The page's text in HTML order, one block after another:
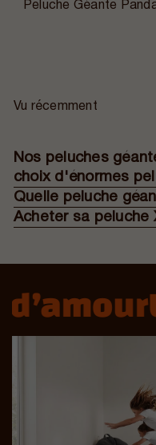
Peluche Géante
Vu récemment
Nos peluches
choix d'énormes
Quelle peluche
Acheter sa peluche